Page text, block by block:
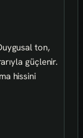
ton,
güçlenir.
hissini